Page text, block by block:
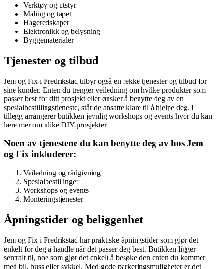
Verktøy og utstyr
Maling og tapet
Hageredskaper
Elektronikk og belysning
Byggematerialer
Tjenester og tilbud
Jem og Fix i Fredrikstad tilbyr også en rekke tjenester og tilbud for
sine kunder. Enten du trenger veiledning om hvilke produkter som
passer best for ditt prosjekt eller ønsker å benytte deg av en
spesialbestillingstjeneste, står de ansatte klare til å hjelpe deg. I
tillegg arrangerer butikken jevnlig workshops og events hvor du kan
lære mer om ulike DIY-prosjekter.
Noen av tjenestene du kan benytte deg av hos Jem
og Fix inkluderer:
Veiledning og rådgivning
Spesialbestillinger
Workshops og events
Monteringstjenester
Åpningstider og beliggenhet
Jem og Fix i Fredrikstad har praktiske åpningstider som gjør det
enkelt for deg å handle når det passer deg best. Butikken ligger
sentralt til, noe som gjør det enkelt å besøke den enten du kommer
med bil, buss eller sykkel. Med gode parkeringsmuligheter er det